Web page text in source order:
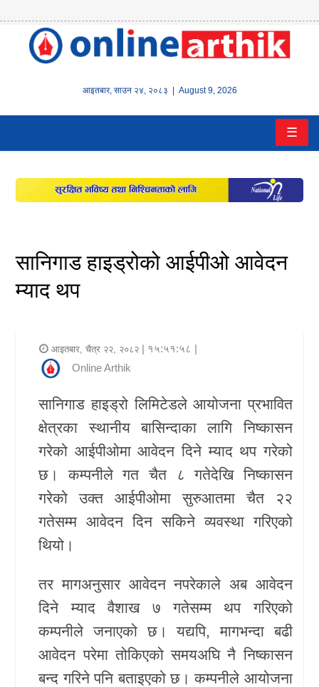
आइतबार, साउन २४, २०८३ | August 9, 2026
होम
वित्त
इन्स्योरेन्स
पूँजीबजार
अटो
राजनीति
भिडियो
समाचार
सूचना
शिक्षा
स्वास्थ्य
खेलकुद
☰
सानिगाड हाइड्रोको आईपीओ आवेदन
म्याद थप
आइतबार, चैत्र २२, २०८२ | १५:५१:५८ |
Online Arthik
सानिगाड हाइड्रो लिमिटेडले आयोजना प्रभावित
क्षेत्रका स्थानीय बासिन्दाका लागि निष्कासन
गरेको आईपीओमा आवेदन दिने म्याद थप गरेको
छ। कम्पनीले गत चैत ८ गतेदेखि निष्कासन
गरेको उक्त आईपीओमा सुरुआतमा चैत २२
गतेसम्म आवेदन दिन सकिने व्यवस्था गरिएको
थियो।
तर मागअनुसार आवेदन नपरेकाले अब आवेदन
दिने म्याद वैशाख ७ गतेसम्म थप गरिएको
कम्पनीले जनाएको छ। यद्यपि, मागभन्दा बढी
आवेदन परेमा तोकिएको समयअघि नै निष्कासन
बन्द गरिने पनि बताइएको छ। कम्पनीले आयोजना